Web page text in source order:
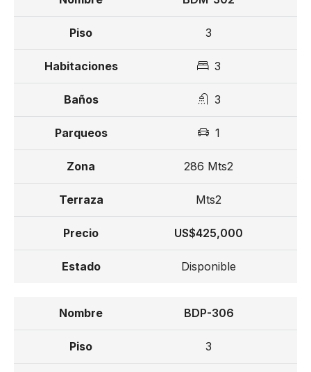
3
3
3
1
286 Mts2
Mts2
US$425,000
Disponible
BDP-306
3